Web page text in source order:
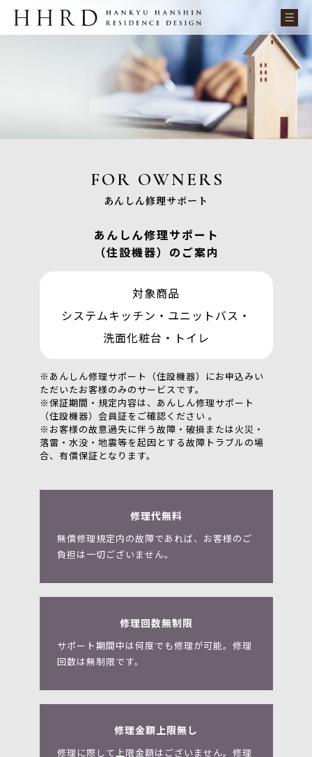
FOR OWNERS
あんしん修理サポート
あんしん修理サポート
（住設機器）のご案内
対象商品
システムキッチン・ユニットバス・
洗面化粧台・トイレ
※あんしん修理サポート（住設機器）にお申込みい
ただいたお客様のみのサービスです。
※保証期間・規定内容は、あんしん修理サポート
（住設機器）会員証をご確認ください 。
※お客様の故意過失に伴う故障・破損または火災・
落雷・水没・地震等を起因とする故障トラブルの場
合、有償保証となります。
修理代無料
無償修理規定内の故障であれば、お客様のご
負担は一切ございません。
修理回数無制限
サポート期間中は何度でも修理が可能。修理
回数は無制限です。
修理金額上限無し
修理に際して上限金額はございません。修理